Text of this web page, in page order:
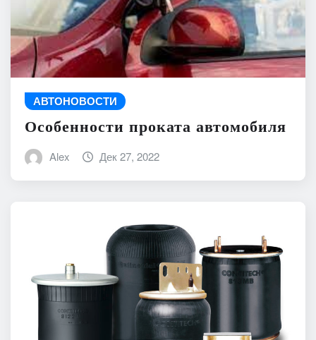
АВТОНОВОСТИ
Особенности проката автомобиля
Alex Дек 27, 2022